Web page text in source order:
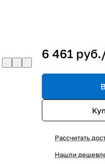
6 461
Рассчитать
Нашли